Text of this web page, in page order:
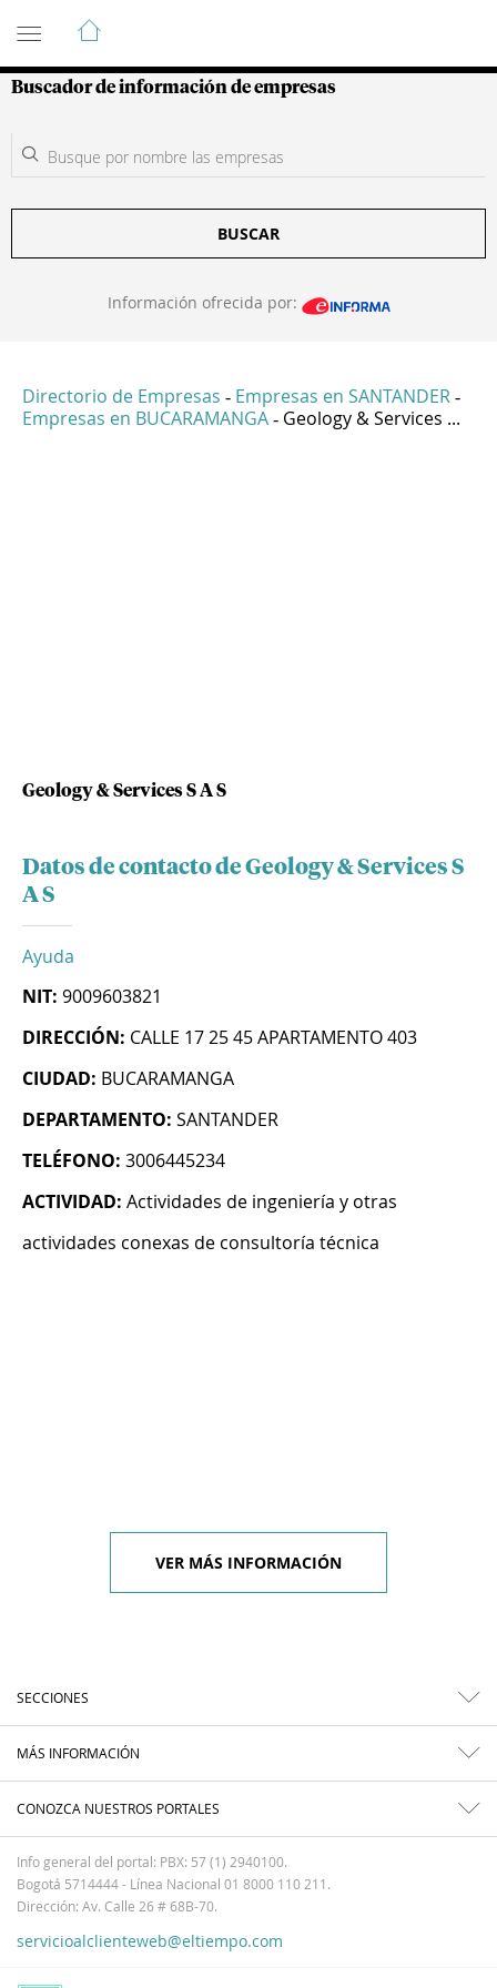
Guía de Empresas Colombianas
Buscador de información de empresas
BUSCAR
Información ofrecida por:
Directorio de Empresas - Empresas en SANTANDER -
Empresas en BUCARAMANGA - Geology & Services ...
Geology & Services S A S
Datos de contacto de Geology & Services S
A S
Ayuda
NIT: 9009603821
DIRECCIÓN: CALLE 17 25 45 APARTAMENTO 403
CIUDAD: BUCARAMANGA
DEPARTAMENTO: SANTANDER
TELÉFONO: 3006445234
ACTIVIDAD: Actividades de ingeniería y otras
actividades conexas de consultoría técnica
VER MÁS INFORMACIÓN
SECCIONES
MÁS INFORMACIÓN
CONOZCA NUESTROS PORTALES
Info general del portal: PBX: 57 (1) 2940100.
Bogotá 5714444 - Línea Nacional 01 8000 110 211.
Dirección: Av. Calle 26 # 68B-70.
servicioalclienteweb@eltiempo.com